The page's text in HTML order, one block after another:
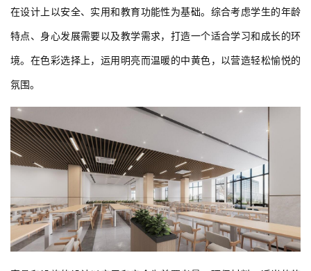
筑
设
计
室
内
设
计
境。在色彩选择上，运用明亮而温暖的中黄色，以营造轻松愉悦的
氛围。
家具和设施的设计以实用和安全为首要考量，环保材料、适当的软
包及圆弧的收口设计，以确保学生的安全。教室空间的灵活性和多